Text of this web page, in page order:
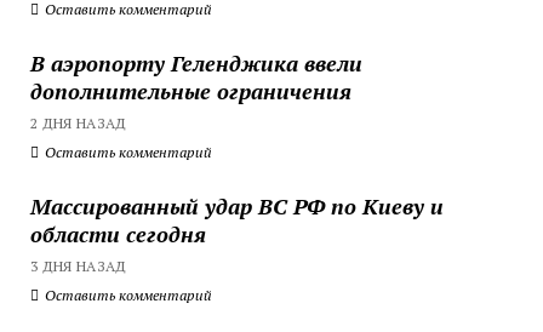
Оставить комментарий
В аэропорту Геленджика ввели
дополнительные ограничения
2 ДНЯ НАЗАД
Оставить комментарий
Массированный удар ВС РФ по Киеву и
области сегодня
3 ДНЯ НАЗАД
Оставить комментарий